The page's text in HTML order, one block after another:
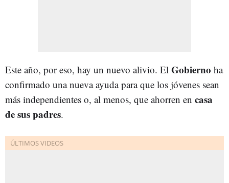
Este año, por eso, hay un nuevo alivio. El Gobierno ha
confirmado una nueva ayuda para que los jóvenes sean
más independientes o, al menos, que ahorren en casa
de sus padres.